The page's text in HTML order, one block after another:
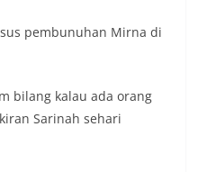
pembunuhan Mirna di
bilang kalau ada orang
Sarinah sehari